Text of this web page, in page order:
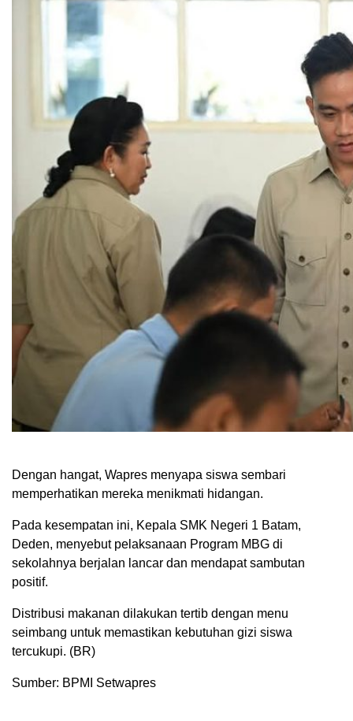
Dengan hangat, Wapres menyapa siswa sembari
memperhatikan mereka menikmati hidangan.
Pada kesempatan ini, Kepala SMK Negeri 1 Batam,
Deden, menyebut pelaksanaan Program MBG di
sekolahnya berjalan lancar dan mendapat sambutan
positif.
Distribusi makanan dilakukan tertib dengan menu
seimbang untuk memastikan kebutuhan gizi siswa
tercukupi. (BR)
Sumber: BPMI Setwapres